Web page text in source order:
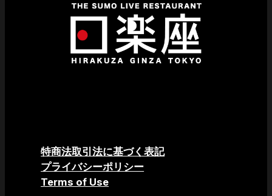
特商法取引法に基づく表記
プライバシーポリシー
Terms of Use